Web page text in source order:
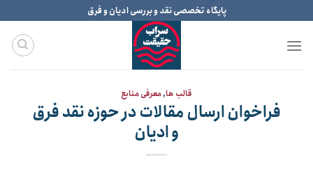
to
content
پایگاه تخصصی نقد و بررسی ادیان و فرق
قالب ها,معرفی منابع
فراخوان ارسال مقالات در حوزه نقد فرق
و ادیان